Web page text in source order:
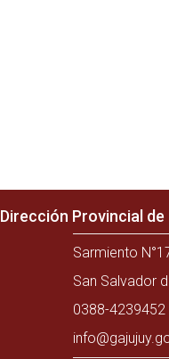
Dirección Provincial
Sarmiento
San Salvador
0388-